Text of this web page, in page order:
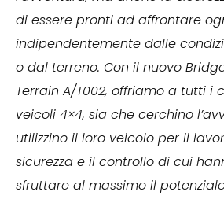
di essere pronti ad affrontare
indipendentemente dalle
o dal terreno. Con il nuovo
Terrain A/T002, offriamo a tutti i
veicoli 4×4, sia che cerchino
utilizzino il loro veicolo per il
sicurezza e il controllo di cui
sfruttare al massimo il